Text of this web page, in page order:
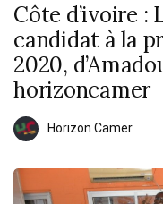
Côte d’ivoire
candidat à la
2020,
horizoncamer
Horizon Camer